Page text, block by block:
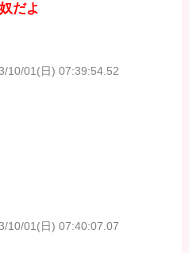
だよ
10/01(日) 07:39:54.52
10/01(日) 07:40:07.07